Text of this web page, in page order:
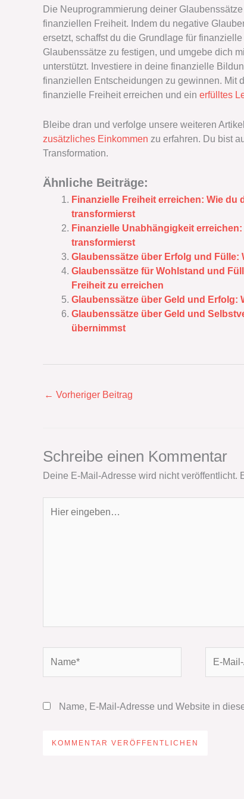
Die Neuprogrammierung deiner
finanziellen Freiheit. Indem du negative
ersetzt, schaffst du die Grundlage für
Glaubenssätze zu festigen, und umgebe dich
unterstützt. Investiere in deine finanzielle
finanziellen Entscheidungen zu gewinnen. Mit
finanzielle Freiheit erreichen und ein erfülltes
Bleibe dran und verfolge unsere weiteren
zusätzliches Einkommen zu erfahren. Du bist
Transformation.
Ähnliche Beiträge:
Finanzielle Freiheit erreichen: Wie
transformierst
Finanzielle Unabhängigkeit
transformierst
Glaubenssätze über Erfolg und
Glaubenssätze für Wohlstand und
Freiheit zu erreichen
Glaubenssätze über Geld und Erfolg:
Glaubenssätze über Geld und
übernimmst
← Vorheriger Beitrag
Schreibe einen Kommentar
Deine E-Mail-Adresse wird nicht veröffentlicht.
eingeben…
Mail-
Name, E-Mail-Adresse und Website in